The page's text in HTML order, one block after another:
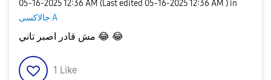
‎05-16-202512:36 AM (Last edited ‎05-16-202512:36 AM ) in
جالاكسى A
😂 😂
1 Like